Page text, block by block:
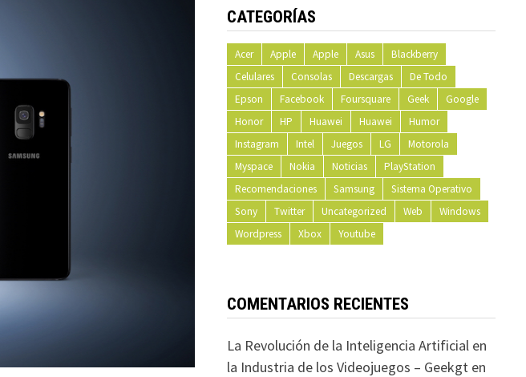
CATEGORÍAS
Acer Apple Apple Asus
Blackberry
Celulares
Consolas Descargas
De Todo
Epson
Facebook Foursquare Geek
Google
Honor
HP Huawei Huawei
Humor
Instagram
Intel Juegos LG
Motorola
Myspace
Nokia Noticias
PlayStation
Recomendaciones
Samsung
Sistema Operativo
Sony
Twitter Uncategorized Web
Windows
Wordpress
Xbox Youtube
COMENTARIOS RECIENTES
La Revolución de la Inteligencia Artificial en
la Industria de los Videojuegos – Geekgten